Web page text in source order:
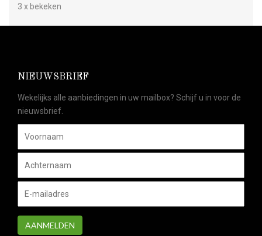
3 x bekeken
NIEUWSBRIEF
Wekelijks alle aanbiedingen in uw mailbox? Schijf u in voor de
nieuwsbrief.
AANMELDEN